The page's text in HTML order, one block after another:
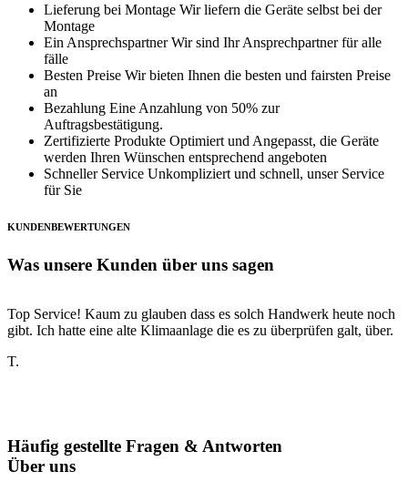
Lieferung bei Montage Wir liefern die Geräte selbst bei der
Montage
Ein AnsprechspartnerWir sind Ihr Ansprechpartner für alle
fälle
Besten Preise Wir bieten Ihnen die besten und fairsten Preise
an
Bezahlung Eine Anzahlung von 50% zur
Auftragsbestätigung.
Zertifizierte Produkte Optimiert und Angepasst, die Geräte
werden Ihren Wünschen entsprechend angeboten
Schneller Service Unkompliziert und schnell, unser Service
für Sie
KUNDENBEWERTUNGEN
Was unsere Kunden über uns sagen
Top Service! Kaum zu glauben dass es solch Handwerk heute noch
gibt. Ich hatte eine alte Klimaanlage die es zu überprüfen galt, über.
T.
Häufig gestellte Fragen & Antworten
Über uns